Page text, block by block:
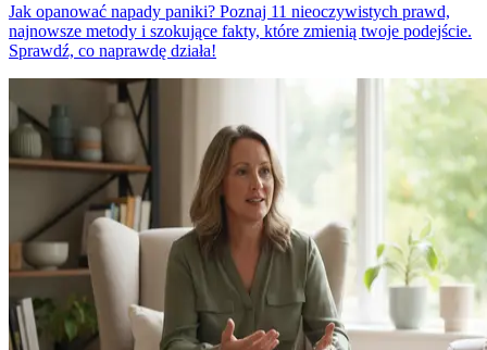
Jak opanować napady paniki? Poznaj 11 nieoczywistych prawd,
najnowsze metody i szokujące fakty, które zmienią twoje podejście.
Sprawdź, co naprawdę działa!